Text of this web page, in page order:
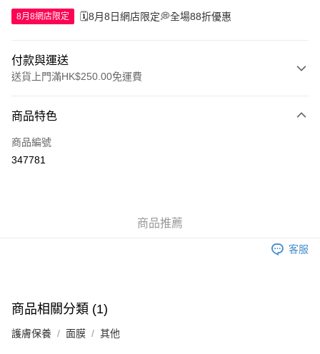
8月8網店限定 🗓️8月8日網店限定💭全場88折優惠
付款與運送
送貨上門滿HK$250.00免運費
信用卡
Apple Pay
付款後門市自取，訂單確認後2-4個工作天到店，7天內取。逾期後
商品特色
商品編號
347781
商品推薦
客服
商品相關分類 (1)
護膚保養 面膜 其他